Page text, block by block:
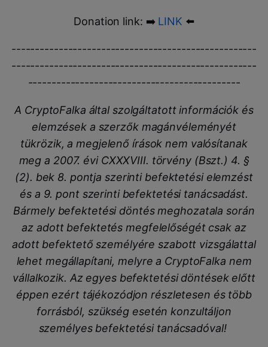
Donation link: ➡️ LINK ⬅️
----------------------------------------------------
----------------------------------------------------
---------------------------------------------
A CryptoFalka által szolgáltatott információk és
elemzések a szerzők magánvéleményét
tükrözik, a megjelenő írások nem valósítanak
meg a 2007. évi CXXXVIII. törvény (Bszt.) 4. §
(2). bek 8. pontja szerinti befektetési elemzést
és a 9. pont szerinti befektetési tanácsadást.
Bármely befektetési döntés meghozatala során
az adott befektetés megfelelőségét csak az
adott befektető személyére szabott vizsgálattal
lehet megállapítani, melyre a CryptoFalka nem
vállalkozik. Az egyes befektetési döntések előtt
éppen ezért tájékozódjon részletesen és több
forrásból, szükség esetén konzultáljon
személyes befektetési tanácsadóval!